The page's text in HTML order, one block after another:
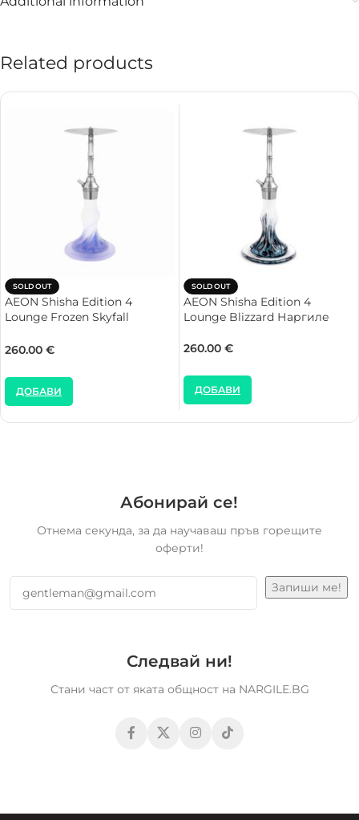
Related products
SOLD OUT
AEON Shisha Edition 4
Lounge Frozen Skyfall
260.00 €
ДОБАВИ
SOLD OUT
AEON Shisha Edition 4
Lounge Blizzard Наргиле
260.00 €
ДОБАВИ
Абонирай се!
Отнема секунда, за да научаваш пръв горещите
оферти!
Следвай ни!
Стани част от яката общност на NARGILE.BG